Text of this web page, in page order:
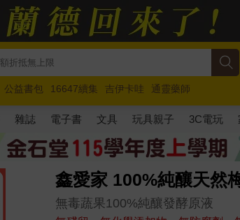
公益書包 16647續集 吉伊卡哇
通靈藥師
馬斯克 玩具總動員5 超慢跑
雜誌 電子書 文具 玩具親子 3C電玩
鑫愛家 100%純釀天然
無毒蔬果100%純釀發酵原液